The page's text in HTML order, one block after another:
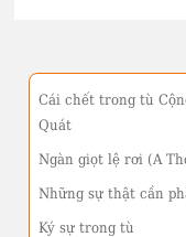
Cái chết trong tù
Quát
Ngàn giọt lệ rơi (A
Những sự thật cần
Ký sự trong tù